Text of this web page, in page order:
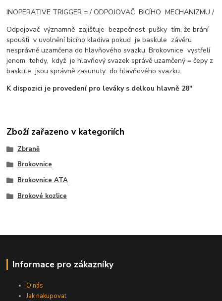
INOPERATIVE TRIGGER = / ODPOJOVAČ BICÍHO MECHANIZMU /
Odpojovač významně zajišťuje bezpečnost pušky tím, že brání
spoušti v uvolnění bicího kladiva pokud je baskule závěru
nesprávně uzamčena do hlavňového svazku. Brokovnice vystřelí
jenom tehdy, když je hlavňový svazek správě uzamčený = čepy z
baskule jsou správně zasunuty do hlavňového svazku.
K dispozici je provedení pro leváky s delkou hlavně 28"
Zboží zařazeno v kategoriích
Zbraně
Brokovnice
Brokovnice ATA
Brokové kozlice
Informace pro zákazníky
O nás
Jak nakupovat